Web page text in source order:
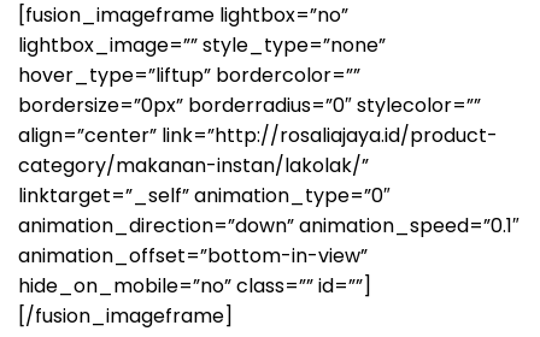
[fusion_imageframe lightbox=”no”
lightbox_image=”” style_type=”none”
hover_type=”liftup” bordercolor=””
bordersize=”0px” borderradius=”0″ stylecolor=””
align=”center” link=”http://rosaliajaya.id/product-
category/makanan-instan/lakolak/”
linktarget=”_self” animation_type=”0″
animation_direction=”down” animation_speed=”0.1″
animation_offset=”bottom-in-view”
hide_on_mobile=”no” class=”” id=””]
[/fusion_imageframe]